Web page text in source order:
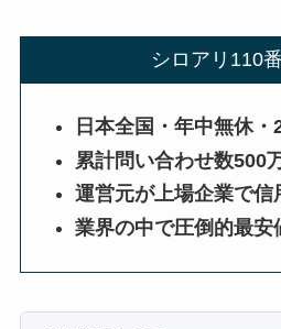
シロアリ110
日本全国・年中無休・
累計問い合わせ数500
運営元が上場企業で信
業界の中で圧倒的最安